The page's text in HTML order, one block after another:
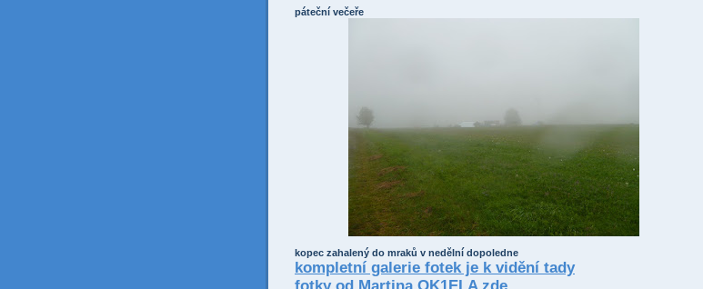
páteční večeře
kopec zahalený do mraků v nedělní dopoledne
kompletní galerie fotek je k vidění tady